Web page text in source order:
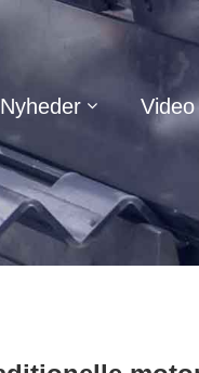
Nyheder Video